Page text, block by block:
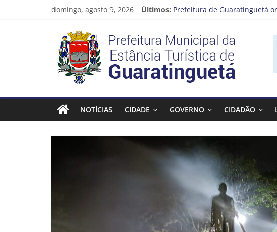
domingo, agosto 9, 2026 Últimos: Prefeitura de Guaratinguetá
Cinema Pontos MIS |
Neste sábado (08), a
A Operação Cata Bagulho
Prefeitura
Estância
Turística
Guaratinguetá
NOTÍCIAS CIDADE GOVERNO CIDADÃO